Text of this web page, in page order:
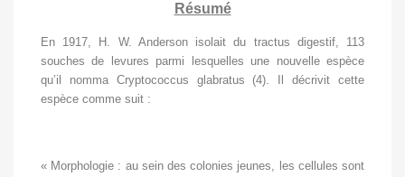
Résumé
En 1917, H. W. Anderson isolait du tractus digestif, 113
souches de levures parmi lesquelles une nouvelle espèce
qu’il nomma Cryptococcus glabratus (4). Il décrivit cette
espèce comme suit :
« Morphologie : au sein des colonies jeunes, les cellules sont